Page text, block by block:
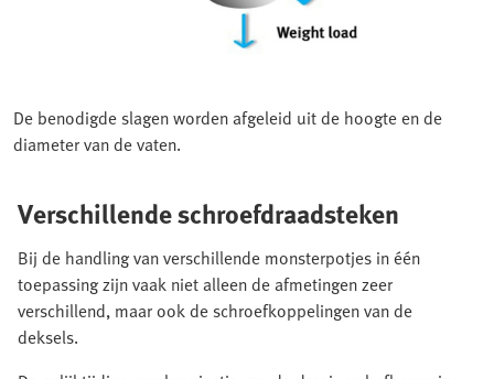
De benodigde slagen worden afgeleid uit de hoogte en de
diameter van de vaten.
Verschillende schroefdraadsteken
Bij de handling van verschillende monsterpotjes in één
toepassing zijn vaak niet alleen de afmetingen zeer
verschillend, maar ook de schroefkoppelingen van de
deksels.